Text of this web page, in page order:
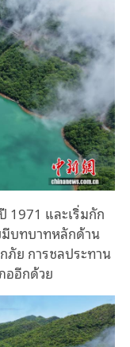
1971 และเริ่มกัก
มีบทบาทหลักด้าน
ย การชลประทาน
ออีกด้วย